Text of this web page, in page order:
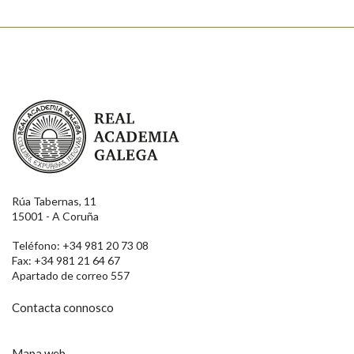
Real Academia Galega
Rúa Tabernas, 11
15001 - A Coruña
Teléfono: +34 981 20 73 08
Fax: +34 981 21 64 67
Apartado de correo 557
Contacta connosco